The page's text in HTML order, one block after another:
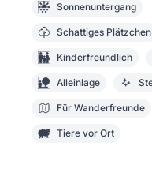
Sonnenuntergang
Schattiges Plätzchen
Kinderfreundlich
Alleinlage
Für Wanderfreunde
Tiere vor Ort